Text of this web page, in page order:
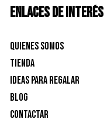
ENLACES DE INTERÉS
Quienes Somos
Tienda
Ideas para Regalar
Blog
Contactar